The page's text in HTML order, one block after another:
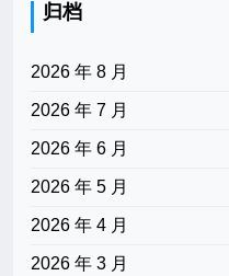
归档
2026 年 8 月
2026 年 7 月
2026 年 6 月
2026 年 5 月
2026 年 4 月
2026 年 3 月